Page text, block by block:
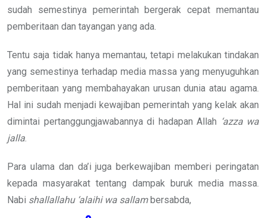
sudah semestinya pemerintah bergerak cepat memantau
pemberitaan dan tayangan yang ada.
Tentu saja tidak hanya memantau, tetapi melakukan tindakan
yang semestinya terhadap media massa yang menyuguhkan
pemberitaan yang membahayakan urusan dunia atau agama.
Hal ini sudah menjadi kewajiban pemerintah yang kelak akan
dimintai pertanggungjawabannya di hadapan Allah ‘azza wa
jalla
Para ulama dan da’i juga berkewajiban memberi peringatan
kepada masyarakat tentang dampak buruk media massa.
Nabi shallallahu ‘alaihi wa sallambersabda,